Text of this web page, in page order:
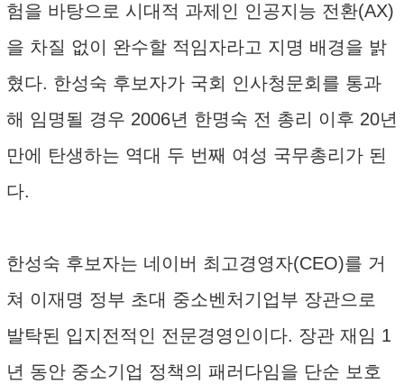
험을 바탕으로 시대적 과제인 인공지능 전환(AX)
을 차질 없이 완수할 적임자라고 지명 배경을 밝
혔다. 한성숙 후보자가 국회 인사청문회를 통과
해 임명될 경우 2006년 한명숙 전 총리 이후 20년
만에 탄생하는 역대 두 번째 여성 국무총리가 된
다.
한성숙 후보자는 네이버 최고경영자(CEO)를 거
쳐 이재명 정부 초대 중소벤처기업부 장관으로
발탁된 입지전적인 전문경영인이다. 장관 재임 1
년 동안 중소기업 정책의 패러다임을 단순 보호